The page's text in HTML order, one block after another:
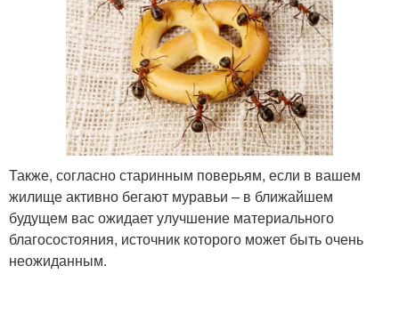
Также, согласно старинным поверьям, если в вашем
жилище активно бегают муравьи – в ближайшем
будущем вас ожидает улучшение материального
благосостояния, источник которого может быть очень
неожиданным.